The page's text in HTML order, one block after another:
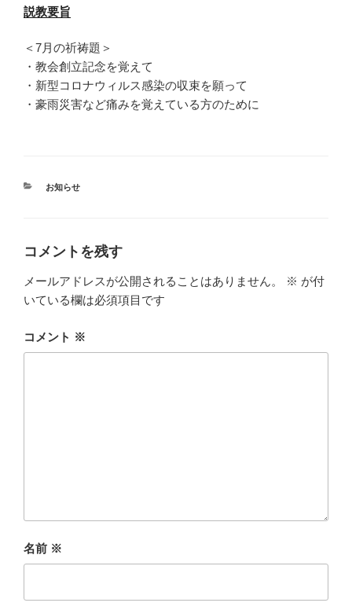
説教要旨
＜7月の祈祷題＞
・教会創立記念を覚えて
・新型コロナウィルス感染の収束を願って
・豪雨災害など痛みを覚えている方のために
カ
お知らせ
コメントを残す
メールアドレスが公開されることはありません。 ※ が付
いている欄は必須項目です
コメント ※
名前 ※